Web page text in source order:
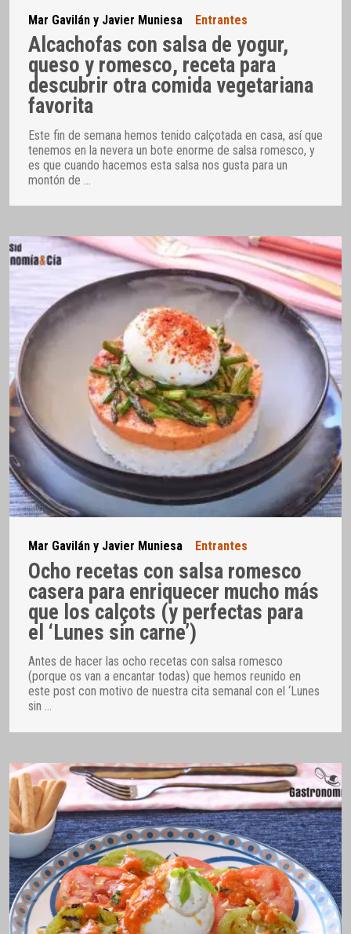
Mar Gavilán y Javier Muniesa Entrantes
Alcachofas con salsa de yogur,
queso y romesco, receta para
descubrir otra comida vegetariana
favorita
Este fin de semana hemos tenido calçotada en casa, así que
tenemos en la nevera un bote enorme de salsa romesco, y
es que cuando hacemos esta salsa nos gusta para un
montón de
Mar Gavilán y Javier Muniesa Entrantes
Ocho recetas con salsa romesco
casera para enriquecer mucho más
que los calçots (y perfectas para
el ‘Lunes sin carne’)
Antes de hacer las ocho recetas con salsa romesco
(porque os van a encantar todas) que hemos reunido en
este post con motivo de nuestra cita semanal con el ‘Lunes
sin …